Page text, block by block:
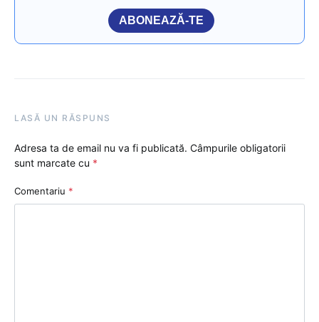
ABONEAZĂ-TE
LASĂ UN RĂSPUNS
Adresa ta de email nu va fi publicată. Câmpurile obligatorii
sunt marcate cu *
Comentariu *